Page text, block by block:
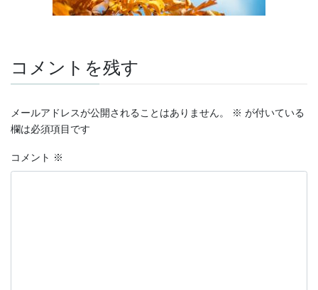
コメントを残す
メールアドレスが公開されることはありません。 ※ が付いている
欄は必須項目です
コメント ※